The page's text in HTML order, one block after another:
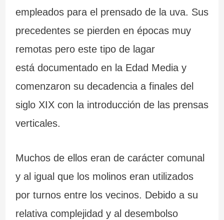
empleados para el prensado de la uva. Sus
precedentes se pierden en épocas muy
remotas pero este tipo de lagar
está documentado en la Edad Media y
comenzaron su decadencia a finales del
siglo XIX con la introducción de las prensas
verticales.
Muchos de ellos eran de carácter comunal
y al igual que los molinos eran utilizados
por turnos entre los vecinos. Debido a su
relativa complejidad y al desembolso